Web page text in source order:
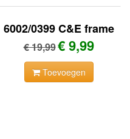
6002/0399 C&E frame
€ 19,99€ 9,99
Toevoegen